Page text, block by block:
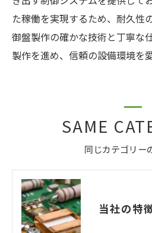
た稼働を実現するため、耐久性
御盤製作の確かな技術と丁寧な
製作を進め、信頼の設備環境を
同じカテゴリー
SAME
当社の特